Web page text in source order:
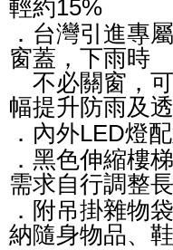
輕約15%
．台灣引進專
窗蓋，下雨時
不必關窗，
幅提升防雨及
．內外LED燈
．黑色伸縮樓
需求自行調整
．附吊掛雜物
納隨身物品、